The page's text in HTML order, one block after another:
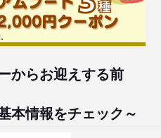
からお迎えする前
本情報をチェック～